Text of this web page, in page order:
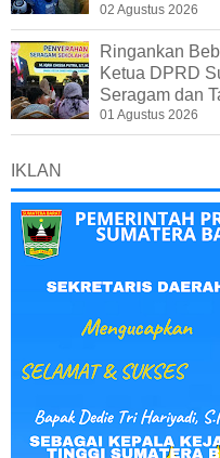
02 Agustus 2026
Ringankan
Ketua DPRD
Seragam dan
01 Agustus 2026
IKLAN